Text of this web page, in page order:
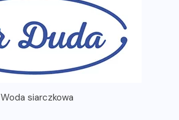
Woda siarczkowa